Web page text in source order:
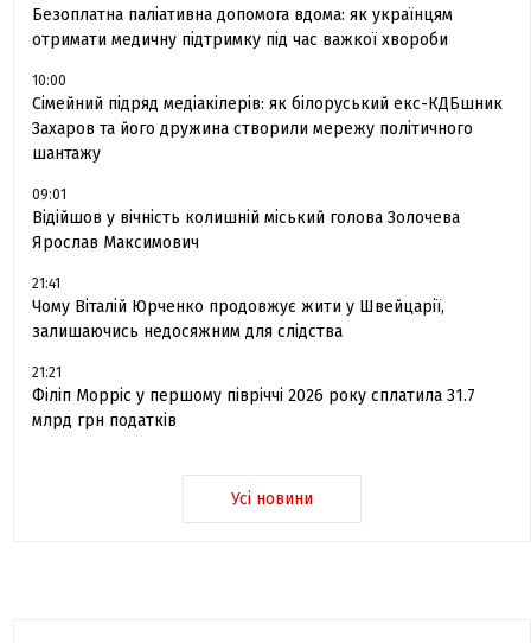
Безоплатна паліативна допомога вдома: як українцям
отримати медичну підтримку під час важкої хвороби
10:00
Сімейний підряд медіакілерів: як білоруський екс-КДБшник
Захаров та його дружина створили мережу політичного
шантажу
09:01
Відійшов у вічність колишній міський голова Золочева
Ярослав Максимович
21:41
Чому Віталій Юрченко продовжує жити у Швейцарії,
залишаючись недосяжним для слідства
21:21
Філіп Морріс у першому півріччі 2026 року сплатила 31.7
млрд грн податків
Усі новини